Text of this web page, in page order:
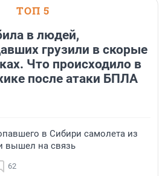
ТОП 5
в людей,
грузили в скорые
Что происходило в
после атаки БПЛА
в Сибири самолета из
вышел на связь
62